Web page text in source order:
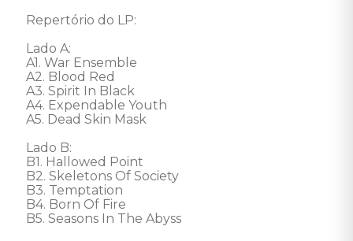
Repertório do LP:
Lado A:
A1. War Ensemble
A2. Blood Red
A3. Spirit In Black
A4. Expendable Youth
A5. Dead Skin Mask
Lado B:
B1. Hallowed Point
B2. Skeletons Of Society
B3. Temptation
B4. Born Of Fire
B5. Seasons In The Abyss